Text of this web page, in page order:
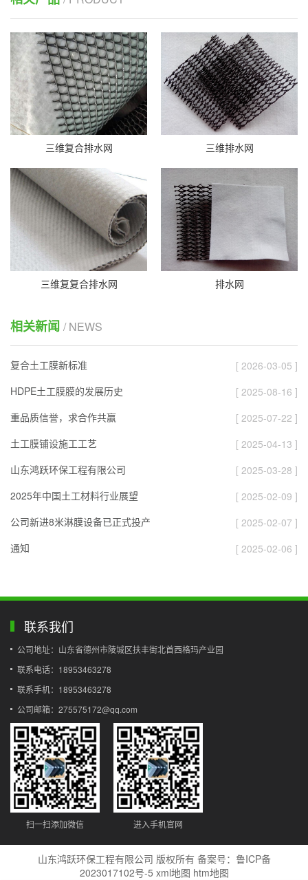
三维复合排水网 三维排水网
三维复复合排水网 排水网
相关新闻 / NEWS
复合土工膜新标准
[ 2026-03-05 ]
HDPE土工膜膜的发展历史
[ 2025-08-16 ]
重品质信誉，求合作共赢
[ 2025-07-22 ]
土工膜铺设施工工艺
[ 2025-04-13 ]
山东鸿跃环保工程有限公司
[ 2025-03-28 ]
2025年中国土工材料行业展望
[ 2025-02-09 ]
公司新进8米淋膜设备已正式投产
[ 2025-02-07 ]
通知
[ 2025-02-06 ]
联系我们
公司地址：山东省德州市陵城区扶丰街北首西格玛产业园
联系电话：18953463278
联系手机：18953463278
公司邮箱：275575172@qq.com
扫一扫添加微信 进入手机官网
山东鸿跃环保工程有限公司 版权所有 备案号： 鲁ICP备
2023017102号-5 xml地图 htm地图